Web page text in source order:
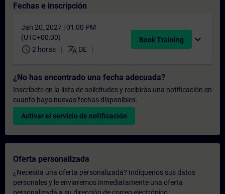
Fechas e inscripción
Jan 20, 2027 | 01:00 PM
(UTC+00:00)
schedule 2 horas translate DE
Book Training expand_more
¿No has encontrado una fecha adecuada?
Inscríbete en la lista de solicitudes y recibirás una notificación en
cuanto haya nuevas fechas disponibles.
Activar el servicio de notificación
Oferta personalizada
¿Necesita una oferta personalizada? Indíquenos sus datos
personales y le enviaremos inmediatamente una oferta